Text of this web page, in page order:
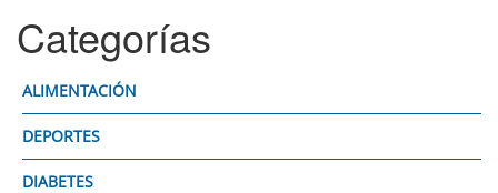
Categorías
ALIMENTACIÓN
DEPORTES
DIABETES